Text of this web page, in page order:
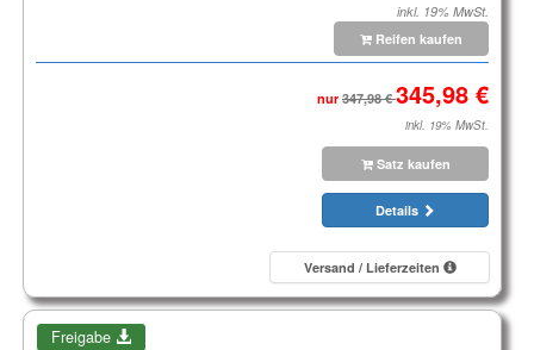
inkl. 19% MwSt.
Reifen kaufen
nur
inkl. 19% MwSt.
Satz kaufen
Details
Versand / Lieferzeiten
Freigabe